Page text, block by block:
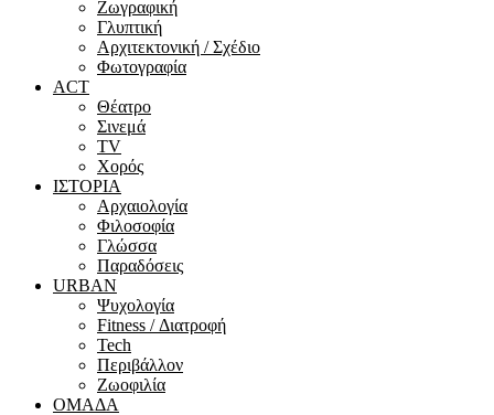
Ζωγραφική
Γλυπτική
Αρχιτεκτονική / Σχέδιο
Φωτογραφία
ACT
Θέατρο
Σινεμά
ΤV
Χορός
ΙΣΤΟΡΙΑ
Αρχαιολογία
Φιλοσοφία
Γλώσσα
Παραδόσεις
URBAN
Ψυχολογία
Fitness / Διατροφή
Tech
Περιβάλλον
Ζωοφιλία
ΟΜΑΔΑ